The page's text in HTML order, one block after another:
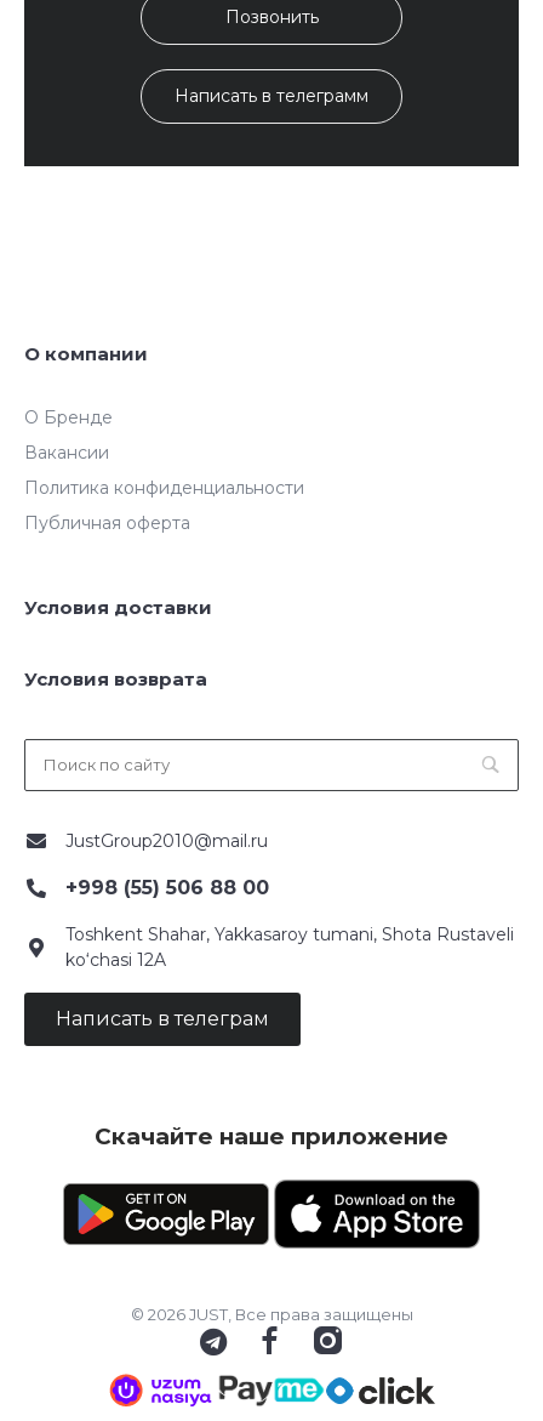
Позвонить
Написать в телеграмм
О компании
О Бренде
Вакансии
Политика конфиденциальности
Публичная оферта
Условия доставки
Условия возврата
JustGroup2010@mail.ru
+998 (55) 506 88 00
Toshkent Shahar, Yakkasaroy tumani, Shota Rustaveli
ko‘chasi 12A
Написать в телеграм
Скачайте наше приложение
© 2026 JUST, Все права защищены